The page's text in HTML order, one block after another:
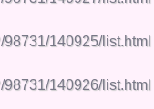
140925/list.html
140926/list.html